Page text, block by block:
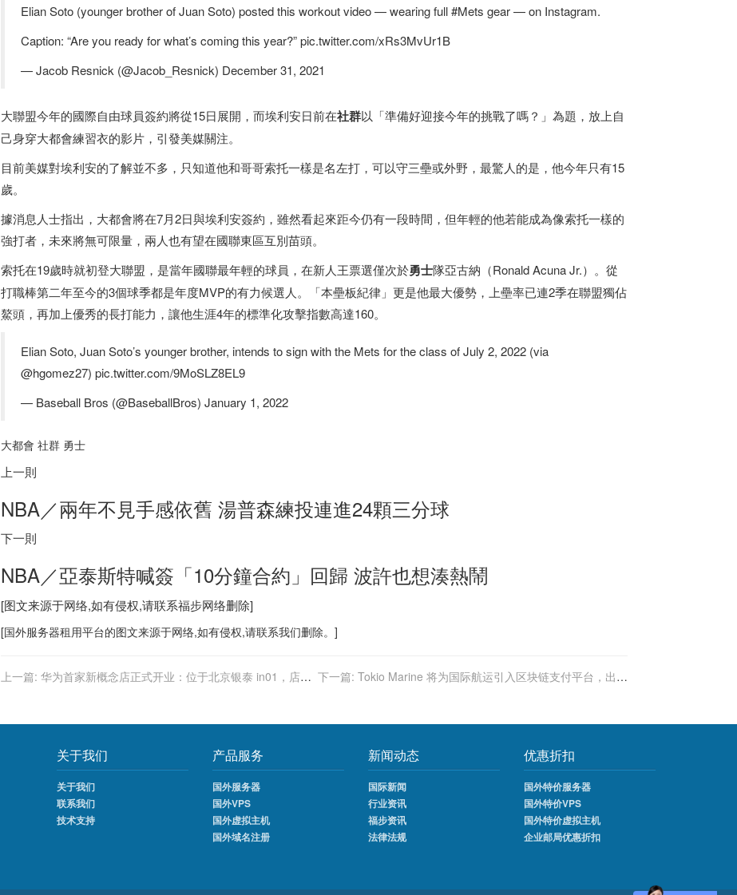
Elian Soto (younger brother of Juan Soto) posted this workout video — wearing full #Mets gear — on Instagram.
Caption: “Are you ready for what’s coming this year?” pic.twitter.com/xRs3MvUr1B
— Jacob Resnick (@Jacob_Resnick) December 31, 2021
大聯盟今年的國際自由球員簽約將從15日展開，而埃利安日前在社群以「準備好迎接今年的挑戰了嗎？」為題，放上自
己身穿大都會練習衣的影片，引發美媒關注。
目前美媒對埃利安的了解並不多，只知道他和哥哥索托一樣是名左打，可以守三壘或外野，最驚人的是，他今年只有15
歲。
據消息人士指出，大都會將在7月2日與埃利安簽約，雖然看起來距今仍有一段時間，但年輕的他若能成為像索托一樣的
強打者，未來將無可限量，兩人也有望在國聯東區互別苗頭。
索托在19歲時就初登大聯盟，是當年國聯最年輕的球員，在新人王票選僅次於勇士隊亞古納（Ronald Acuna Jr.）。從
打職棒第二年至今的3個球季都是年度MVP的有力候選人。「本壘板紀律」更是他最大優勢，上壘率已連2季在聯盟獨佔
鰲頭，再加上優秀的長打能力，讓他生涯4年的標準化攻擊指數高達160。
Elian Soto, Juan Soto’s younger brother, intends to sign with the Mets for the class of July 2, 2022 (via
@hgomez27) pic.twitter.com/9MoSLZ8EL9
— Baseball Bros (@BaseballBros) January 1, 2022
大都會 社群 勇士
上一則
NBA／兩年不見手感依舊 湯普森練投連進24顆三分球
下一則
NBA／亞泰斯特喊簽「10分鐘合約」回歸 波許也想湊熱鬧
[图文来源于网络,如有侵权,请联系福步网络删除]
[国外服务器租用平台的图文来源于网络,如有侵权,请联系我们删除。]
上一篇: 华为首家新概念店正式开业：位于北京银泰 in01，店面 下一篇: Tokio Marine 将为国际航运引入区块链支付平台，出口
关于我们
关于我们
联系我们
技术支持
产品服务
国外服务器
国外VPS
国外虚拟主机
国外域名注册
新闻动态
国际新闻
行业资讯
福步资讯
法律法规
优惠折扣
国外特价服务器
国外特价VPS
国外特价虚拟主机
企业邮局优惠折扣